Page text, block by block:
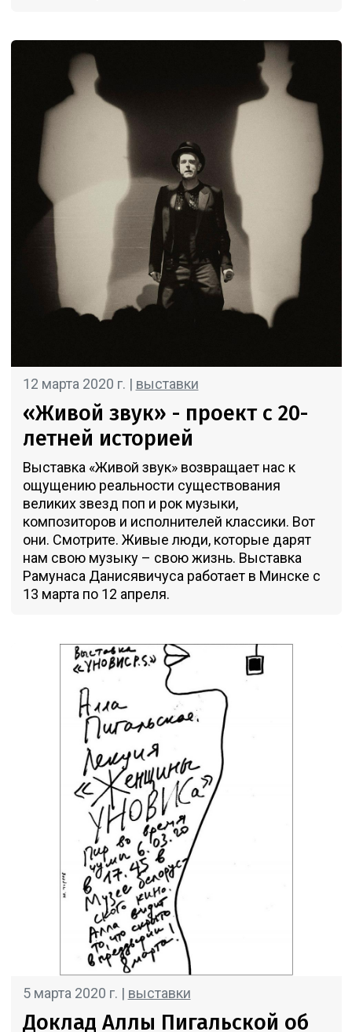
12 марта 2020 г. | выставки
«Живой звук» - проект с 20-
летней историей
Выставка «Живой звук» возвращает нас к
ощущению реальности существования
великих звезд поп и рок музыки,
композиторов и исполнителей классики. Вот
они. Смотрите. Живые люди, которые дарят
нам свою музыку – свою жизнь. Выставка
Рамунаса Данисявичуса работает в Минске с
13 марта по 12 апреля.
5 марта 2020 г. | выставки
Доклад Аллы Пигальской об